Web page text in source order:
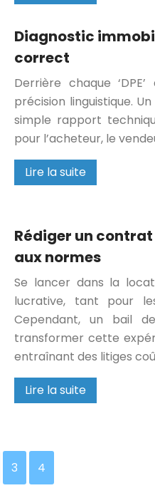
Diagnostic
correct
Derrière chaque
précision linguistique.
simple rapport
pour l’acheteur, le
Lire la suite
Rédiger un
aux normes
Se lancer dans la
lucrative, tant pour
Cependant, un bail
transformer cette
entraînant des litiges
Lire la suite
3 4